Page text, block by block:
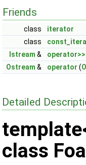
Friends
class
iterator
class
Istream & operator>>
Ostream & operator (
Detailed
class